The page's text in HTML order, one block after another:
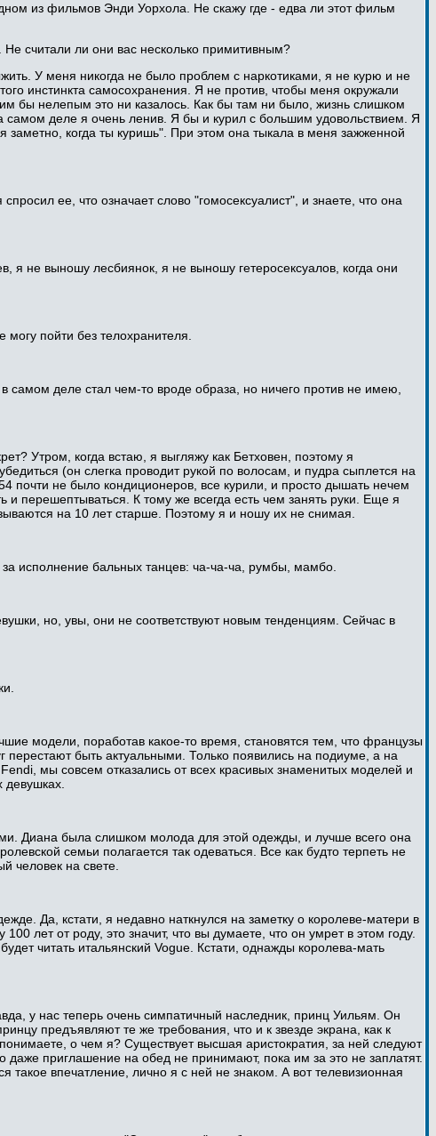
из фильмов Энди Уорхола. Не скажу где - едва ли этот фильм
считали ли они вас несколько примитивным?
У меня никогда не было проблем с наркотиками, я не курю и не
инстинкта самосохранения. Я не против, чтобы меня окружали
бы нелепым это ни казалось. Как бы там ни было, жизнь слишком
самом деле я очень ленив. Я бы и курил с большим удовольствием. Я
заметно, когда ты куришь". При этом она тыкала в меня зажженной
ее, что означает слово "гомосексуалист", и знаете, что она
я не выношу лесбиянок, я не выношу гетеросексуалов, когда они
пойти без телохранителя.
деле стал чем-то вроде образа, но ничего против не имею,
Утром, когда встаю, я выгляжу как Бетховен, поэтому я
(он слегка проводит рукой по волосам, и пудра сыплется на
почти не было кондиционеров, все курили, и просто дышать нечем
перешептываться. К тому же всегда есть чем занять руки. Еще я
на 10 лет старше. Поэтому я и ношу их не снимая.
исполнение бальных танцев: ча-ча-ча, румбы, мамбо.
но, увы, они не соответствуют новым тенденциям. Сейчас в
модели, поработав какое-то время, становятся тем, что французы
быть актуальными. Только появились на подиуме, а на
мы совсем отказались от всех красивых знаменитых моделей и
Диана была слишком молода для этой одежды, и лучше всего она
семьи полагается так одеваться. Все как будто терпеть не
человек на свете.
Да, кстати, я недавно наткнулся на заметку о королеве-матери в
лет от роду, это значит, что вы думаете, что он умрет в этом году.
читать итальянский Vogue. Кстати, однажды королева-мать
у нас теперь очень симпатичный наследник, принц Уильям. Он
предъявляют те же требования, что и к звезде экрана, как к
о чем я? Существует высшая аристократия, за ней следуют
даже приглашение на обед не принимают, пока им за это не заплатят.
впечатление, лично я с ней не знаком. А вот телевизионная